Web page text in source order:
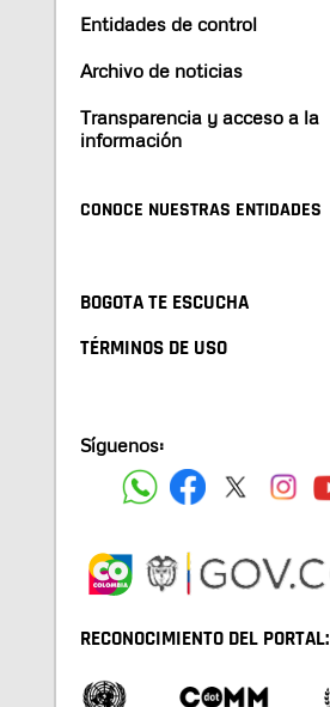
Entidades de control
Archivo de noticias
Transparencia y acceso a la
información
CONOCE NUESTRAS ENTIDADES
BOGOTA TE ESCUCHA
TÉRMINOS DE USO
Síguenos:
RECONOCIMIENTO DEL PORTAL: